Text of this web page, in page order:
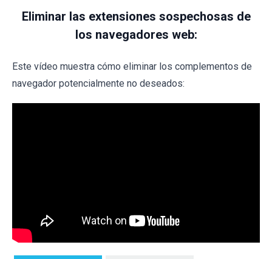
Eliminar las extensiones sospechosas de
los navegadores web:
Este vídeo muestra cómo eliminar los complementos de
navegador potencialmente no deseados: